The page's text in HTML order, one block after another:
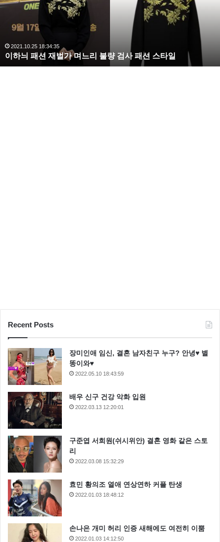
김
완
벽
한
2020.10.03 10:59:30
복수해라 김사랑, 완벽한 S라인 몸매 시선 압도
Recent Posts
장미인애 임신, 결혼 남자친구 누구? 안녕♥ 별
똥이와♥
2022.05.10 18:43:59
배우 신구 건강 악화 입원
2022.03.13 12:20:01
구준엽 서희원(쉬시위안) 결혼 영화 같은 스토
리
2022.03.08 15:32:29
효민 황의조 열애 연상연하 커플 탄생
2022.01.03 18:48:12
손나은 개미 허리 인증 새해에도 여전히 이뿜
2022.01.03 14:12:50